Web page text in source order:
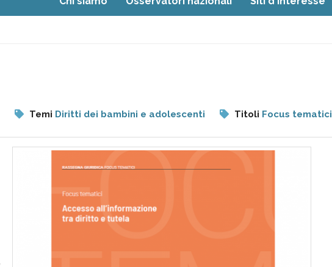
Temi Diritti dei bambini e adolescenti Titoli Focus tematici